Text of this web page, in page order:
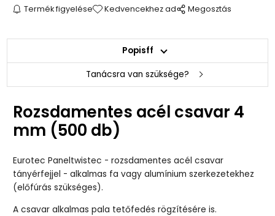
Termék figyelése Kedvencekhez ad Megosztás
Popisff
Tanácsra van szüksége?
Rozsdamentes acél csavar 4
mm (500 db)
Eurotec Paneltwistec - rozsdamentes acél csavar
tányérfejjel - alkalmas fa vagy alumínium szerkezetekhez
(előfúrás szükséges).
A csavar alkalmas pala tetőfedés rögzítésére is.